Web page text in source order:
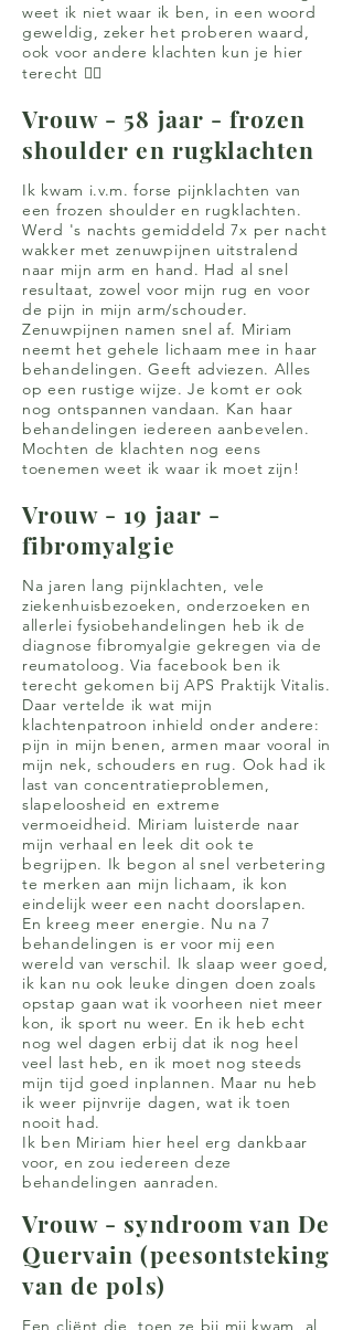
weet ik niet waar ik ben, in een woord
geweldig, zeker het proberen waard,
ook voor andere klachten kun je hier
terecht 👍🏼
Vrouw - 58 jaar - frozen
shoulder en rugklachten
Ik kwam i.v.m. forse pijnklachten van
een frozen shoulder en rugklachten.
Werd 's nachts gemiddeld 7x per nacht
wakker met zenuwpijnen uitstralend
naar mijn arm en hand. Had al snel
resultaat, zowel voor mijn rug en voor
de pijn in mijn arm/schouder.
Zenuwpijnen namen snel af. Miriam
neemt het gehele lichaam mee in haar
behandelingen. Geeft adviezen. Alles
op een rustige wijze. Je komt er ook
nog ontspannen vandaan. Kan haar
behandelingen iedereen aanbevelen.
Mochten de klachten nog eens
toenemen weet ik waar ik moet zijn!
Vrouw - 19 jaar -
fibromyalgie
Na jaren lang pijnklachten, vele
ziekenhuisbezoeken, onderzoeken en
allerlei fysiobehandelingen heb ik de
diagnose fibromyalgie gekregen via de
reumatoloog. Via facebook ben ik
terecht gekomen bij APS Praktijk Vitalis.
Daar vertelde ik wat mijn
klachtenpatroon inhield onder andere:
pijn in mijn benen, armen maar vooral in
mijn nek, schouders en rug. Ook had ik
last van concentratieproblemen,
slapeloosheid en extreme
vermoeidheid. Miriam luisterde naar
mijn verhaal en leek dit ook te
begrijpen. Ik begon al snel verbetering
te merken aan mijn lichaam, ik kon
eindelijk weer een nacht doorslapen.
En kreeg meer energie. Nu na 7
behandelingen is er voor mij een
wereld van verschil. Ik slaap weer goed,
ik kan nu ook leuke dingen doen zoals
opstap gaan wat ik voorheen niet meer
kon, ik sport nu weer. En ik heb echt
nog wel dagen erbij dat ik nog heel
veel last heb, en ik moet nog steeds
mijn tijd goed inplannen. Maar nu heb
ik weer pijnvrije dagen, wat ik toen
nooit had.
Ik ben Miriam hier heel erg dankbaar
voor, en zou iedereen deze
behandelingen aanraden.
Vrouw - syndroom van De
Quervain (peesontsteking
van de pols)
Een cliënt die, toen ze bij mij kwam, al